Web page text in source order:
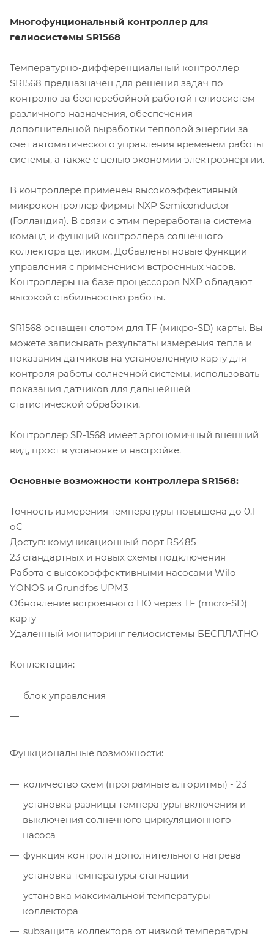
Многофунциональный контроллер для
гелиосистемы SR1568
Температурно-дифференциальный контроллер
SR1568 предназначен для решения задач по
контролю за бесперебойной работой гелиосистем
различного назначения, обеспечения
дополнительной выработки тепловой энергии за
счет автоматического управления временем работы
системы, а также с целью экономии электроэнергии.
В контроллере применен высокоэффективный
микроконтроллер фирмы NXP Semiconductor
(Голландия). В связи с этим переработана система
команд и функций контроллера солнечного
коллектора целиком. Добавлены новые функции
управления с применением встроенных часов.
Контроллеры на базе процессоров NXP обладают
высокой стабильностью работы.
SR1568 оснащен слотом для TF (микро-SD) карты. Вы
можете записывать результаты измерения тепла и
показания датчиков на установленную карту для
контроля работы солнечной системы, использовать
показания датчиков для дальнейшей
статистической обработки.
Контроллер SR-1568 имеет эргономичный внешний
вид, прост в установке и настройке.
Основные возможности контроллера SR1568:
Точность измерения температуры повышена до 0.1
оС
Доступ: комуникационный порт RS485
23 стандартных и новых схемы подключения
Работа с высокоэффективными насосами Wilo
YONOS и Grundfos UPM3
Обновление встроенного ПО через TF (micro-SD)
карту
Удаленный мониторинг гелиосистемы БЕСПЛАТНО
Коплектация:
блок управления
Функциональные возможности:
количество схем (програмные алгоритмы) - 23
установка разницы температуры включения и
выключения солнечного циркуляционного
насоса
функция контроля дополнительного нагрева
установка температуры стагнации
установка максимальной температуры
коллектора
subзащита коллектора от низкой температуры